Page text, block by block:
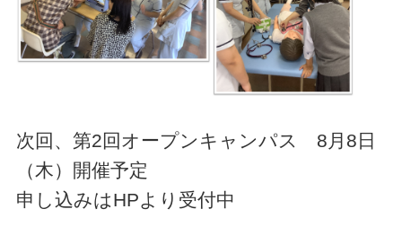
次回、第2回オープンキャンパス 8月8日
（木）開催予定
申し込みはHPより受付中